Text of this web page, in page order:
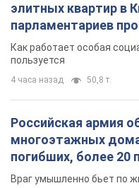
элитных квартир в
парламентариев
поселился
Как работает особая
пользуется
4 часа назад 50,8 т.
Российская армия
многоэтажных
погибших, более 20
Враг умышленно бьет по